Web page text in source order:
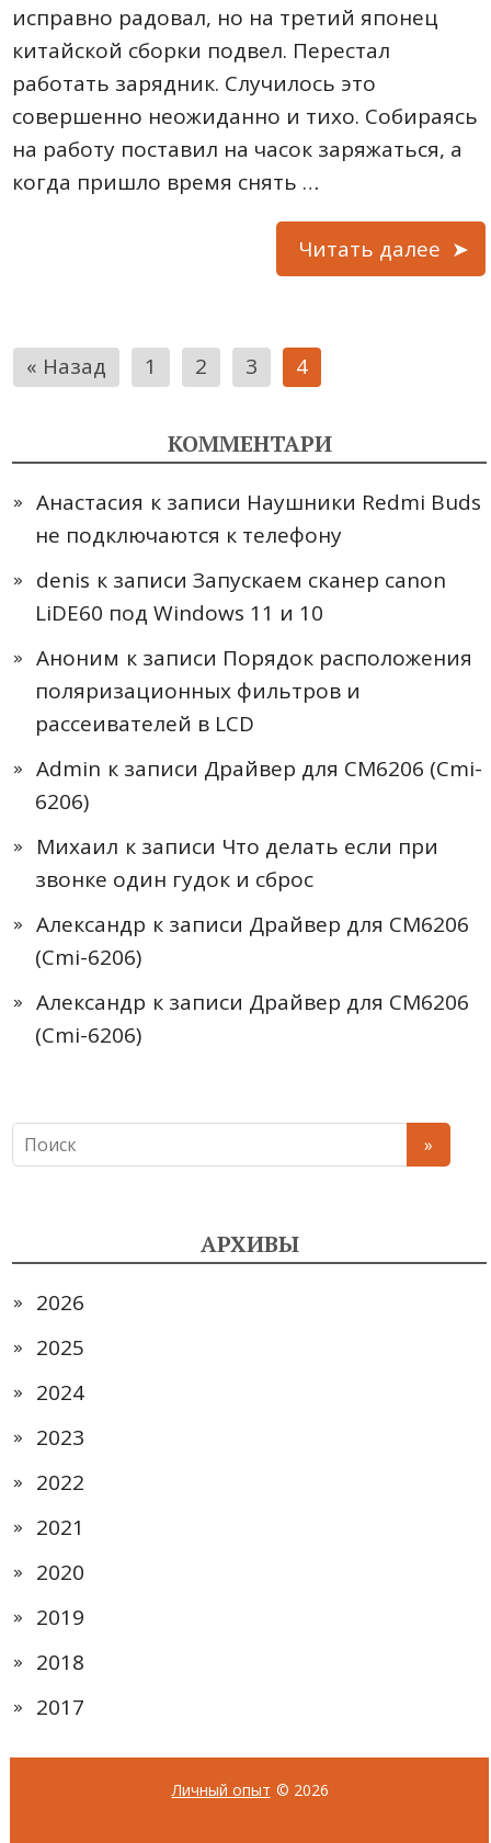
исправно радовал, но на третий японец
китайской сборки подвел. Перестал
работать зарядник. Случилось это
совершенно неожиданно и тихо. Собираясь
на работу поставил на часок заряжаться, а
когда пришло время снять …
Читать далее
Пагинация
записей
« Назад 1 2 3 4
КОММЕНТАРИ
Анастасия к записи Наушники Redmi Buds
не подключаются к телефону
denis к записи Запускаем сканер canon
LiDE60 под Windows 11 и 10
Аноним к записи Порядок расположения
поляризационных фильтров и
рассеивателей в LCD
Admin к записи Драйвер для CM6206 (Cmi-
6206)
Михаил к записи Что делать если при
звонке один гудок и сброс
Александр к записи Драйвер для CM6206
(Cmi-6206)
Александр к записи Драйвер для CM6206
(Cmi-6206)
АРХИВЫ
2026
2025
2024
2023
2022
2021
2020
2019
2018
2017
Личный опыт © 2026